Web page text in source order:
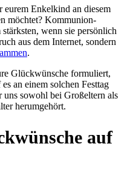
eurem Enkelkind an diesem
möchtet? Kommunion-
wenn sie persönlich
aus dem Internet, sondern
.
Glückwünsche formuliert,
an einem solchen Festtag
sowohl bei Großeltern als
herumgehört.
auf